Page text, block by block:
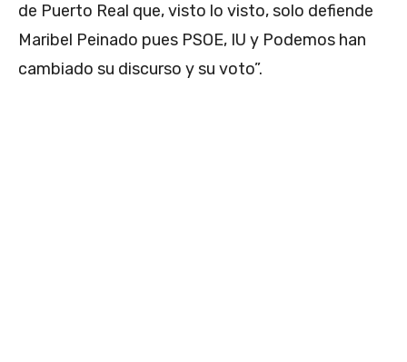
de Puerto Real que, visto lo visto, solo defiende
Maribel Peinado pues PSOE, IU y Podemos han
cambiado su discurso y su voto”.